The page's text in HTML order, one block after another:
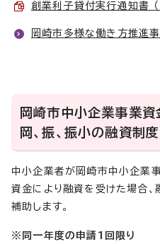
創業利子貸付実行通知書
岡崎市多様な働き方推進事
岡崎市中小企業事業資
岡、振、振小の融資制
中小企業者が岡崎市中小企業
資金により融資を受けた場合
補助します。
※同一年度の申請1回限り